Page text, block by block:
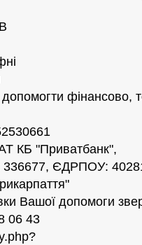
фінансово,
КБ "Приватбанк",
336677, ЄДРПОУ:
Вашої допомоги
06 43